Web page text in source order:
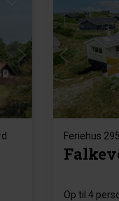
Feriehus
Op til 4